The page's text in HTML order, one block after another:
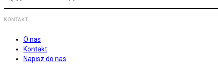
KONTAKT
O nas
Kontakt
Napisz do nas